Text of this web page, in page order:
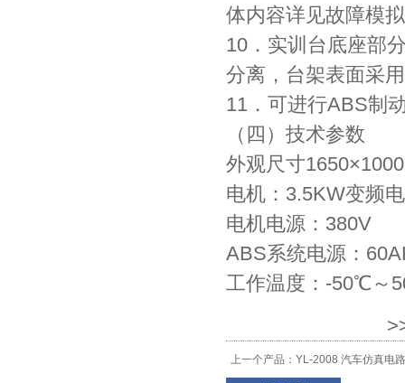
体内容详见故障模
10．实训台底座部
分离，台架表面采
11．可进行ABS制
（四）技术参数
外观尺寸
电机：3.5KW变频
电机电源：380V
ABS系统电源：
工作温度：-50℃～
上一个产品： YL-2008 汽车仿真电